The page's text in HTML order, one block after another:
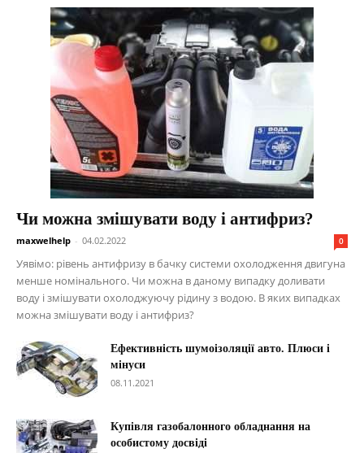
Чи можна змішувати воду і антифриз?
maxwelhelp - 04.02.2022 0
Уявімо: рівень антифризу в бачку системи охолодження двигуна
менше номінального. Чи можна в даному випадку доливати
воду і змішувати охолоджуючу рідину з водою. В яких випадках
можна змішувати воду і антифриз?
Ефективність шумоізоляції авто. Плюси і
мінуси
08.11.2021
Купівля газобалонного обладнання на
особистому досвіді